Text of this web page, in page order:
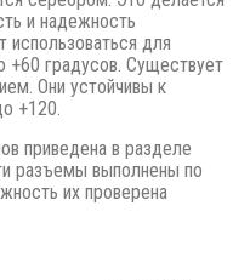
и надежность
использоваться для
+60 градусов. Существует
Они устойчивы к
+120.
приведена в разделе
разъемы выполнены по
их проверена